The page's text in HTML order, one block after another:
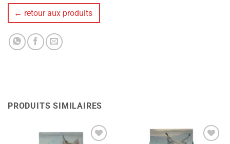
← retour aux produits
PRODUITS SIMILAIRES